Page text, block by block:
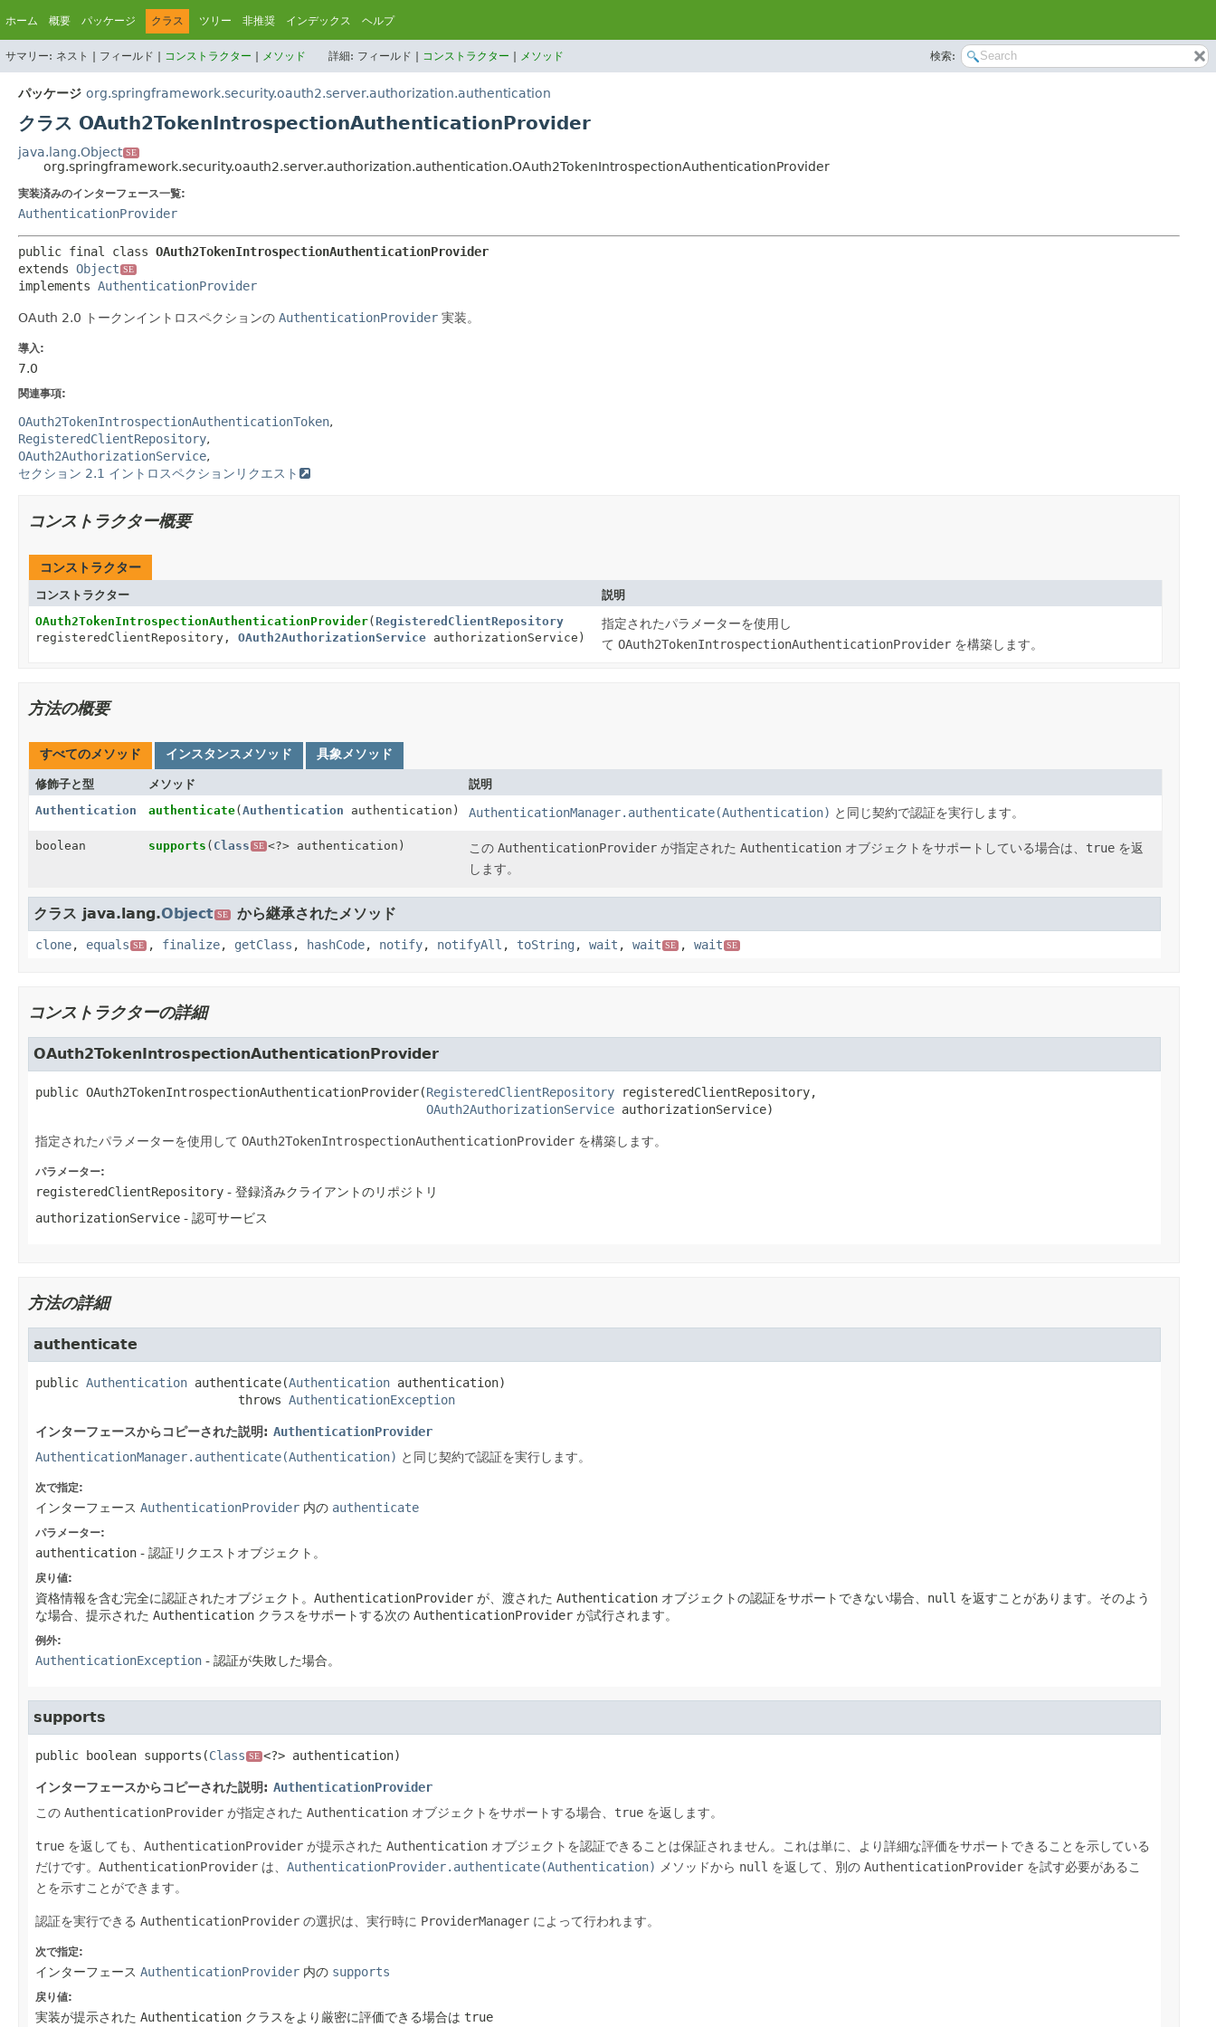
ホーム 概要 パッケージ クラス ツリー 非推奨 インデックス ヘルプ
サマリー: ネスト | フィールド | コンストラクター | メソッド 詳細: フィールド | コンストラクター | メソッド 検索:
パッケージ org.springframework.security.oauth2.server.authorization.authentication
クラス OAuth2TokenIntrospectionAuthenticationProvider
java.lang.Object SE
org.springframework.security.oauth2.server.authorization.authentication.OAuth2TokenIntrospectionAuthenticationProvider
実装済みのインターフェース一覧:
AuthenticationProvider
public final class OAuth2TokenIntrospectionAuthenticationProvider
extends Object SE
implements AuthenticationProvider
OAuth 2.0 トークンイントロスペクションの AuthenticationProvider 実装。
導入:
7.0
関連事項:
OAuth2TokenIntrospectionAuthenticationToken
RegisteredClientRepository
OAuth2AuthorizationService
セクション 2.1 イントロスペクションリクエスト
コンストラクター概要
コンストラクター
コンストラクター
説明
OAuth2TokenIntrospectionAuthenticationProvider(RegisteredClientRepository
registeredClientRepository, OAuth2AuthorizationService authorizationService)
指定されたパラメーターを使用し
て OAuth2TokenIntrospectionAuthenticationProvider を構築します。
方法の概要
すべてのメソッド インスタンスメソッド 具象メソッド
修飾子と型 メソッド
説明
Authentication
authenticate(Authentication authentication) AuthenticationManager.authenticate(Authentication) と同じ契約で認証を実行します。
boolean supports ( Class SE <?> authentication) このAuthenticationProvider が指定されたAuthentication オブジェクトをサポートしている場合は、 true を返
します。
クラス java.lang.Object SE から継承されたメソッド
clone, equals SE , finalize, getClass , hashCode, notify, notifyAll , toString , wait , wait SE , wait SE
コンストラクターの詳細
OAuth2TokenIntrospectionAuthenticationProvider
public OAuth2TokenIntrospectionAuthenticationProvider(RegisteredClientRepository registeredClientRepository,
OAuth2AuthorizationService authorizationService)
指定されたパラメーターを使用して OAuth2TokenIntrospectionAuthenticationProvider を構築します。
パラメーター:
registeredClientRepository - 登録済みクライアントのリポジトリ
authorizationService - 認可サービス
方法の詳細
authenticate
public Authentication authenticate(Authentication authentication)
                            throws
AuthenticationException
インターフェースからコピーされた説明: AuthenticationProvider
AuthenticationManager.authenticate(Authentication) と同じ契約で認証を実行します。
次で指定:
インターフェース AuthenticationProvider 内の authenticate
パラメーター:
authentication - 認証リクエストオブジェクト。
戻り値:
資格情報を含む完全に認証されたオブジェクト。 AuthenticationProvider が、渡された Authentication オブジェクトの認証をサポートできない場合、 null を返すことがあります。そのよう
な場合、提示された Authentication クラスをサポートする次の AuthenticationProvider が試行されます。
例外:
AuthenticationException - 認証が失敗した場合。
supports
public boolean supports (Class SE <?> authentication)
インターフェースからコピーされた説明: AuthenticationProvider
この AuthenticationProvider が指定された Authentication オブジェクトをサポートする場合、 true を返します。
true を返しても、 AuthenticationProvider が提示された Authentication オブジェクトを認証できることは保証されません。これは単に、より詳細な評価をサポートできることを示している
だけです。 AuthenticationProvider は、 AuthenticationProvider.authenticate(Authentication) メソッドから null を返して、別の AuthenticationProvider を試す必要があるこ
とを示すことができます。
認証を実行できる AuthenticationProvider の選択は、実行時に ProviderManager によって行われます。
次で指定:
インターフェース AuthenticationProvider 内の supports
戻り値:
実装が提示された Authentication クラスをより厳密に評価できる場合は true